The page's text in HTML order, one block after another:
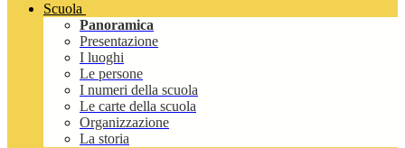
Scuola
Panoramica
Presentazione
I luoghi
Le persone
I numeri della scuola
Le carte della scuola
Organizzazione
La storia